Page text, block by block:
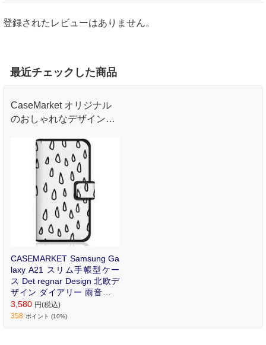
登録されたレビューはありません。
最近チェックした商品
CaseMarket オリジナル
のおしゃれなデザインプ
ル手帳型ケース。
CASEMARKET Samsung Ga
laxy A21 スリム手帳型ケー
ス Det regnar Design 北欧デ
ザイン ダイアリー 雨音の模
様 SC-42A-BCM2S2036-78
3,580 円(税込)
358 ポイント (10%)